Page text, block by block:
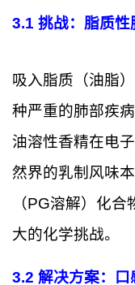
3.1 挑战：脂质性
吸入脂质（油脂
种严重的肺部疾
油溶性香精在电
然界的乳制风味
（PG溶解）化
大的化学挑战。
3.2 解决方案：口